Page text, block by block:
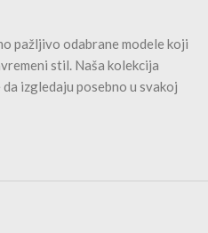
pažljivo odabrane modele koji
stil. Naša kolekcija
izgledaju posebno u svakoj